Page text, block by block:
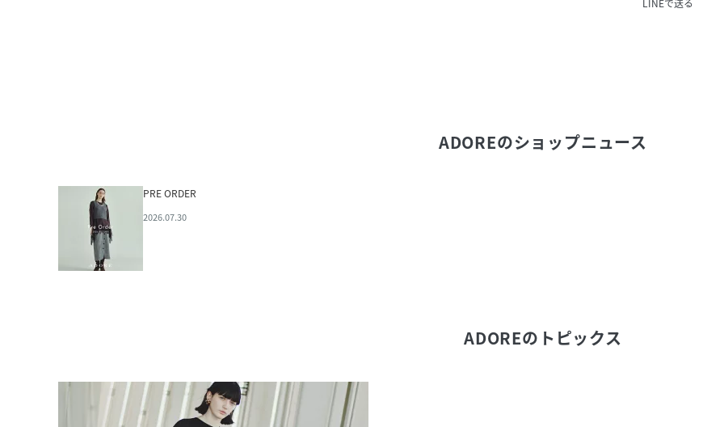
LINEで送る
ADOREのショップニュース
PRE ORDER
2026.07.30
ADOREのトピックス